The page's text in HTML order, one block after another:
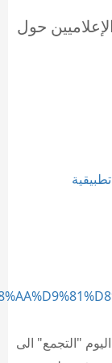
حول
"التجمع" الى